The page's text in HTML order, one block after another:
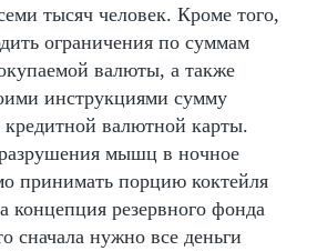
тысяч человек. Кроме того,
ограничения по суммам
валюты, а также
инструкциями сумму
валютной карты.
мышц в ночное
принимать порцию коктейля
концепция резервного фонда
сначала нужно все деньги